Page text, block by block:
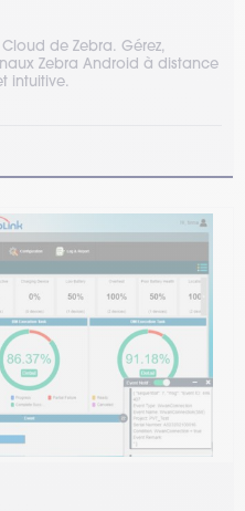
de Zebra. Gérez,
Zebra Android à distance
intuitive.